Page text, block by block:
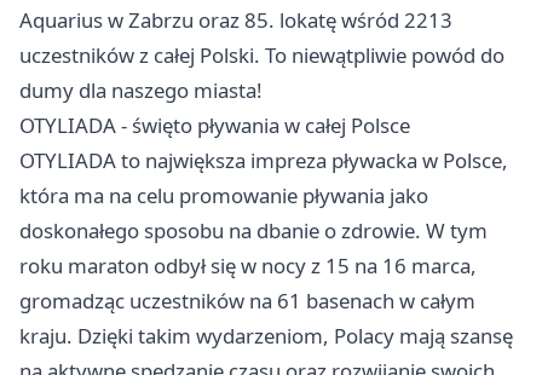
Aquarius w Zabrzu oraz 85. lokatę wśród 2213
uczestników z całej Polski. To niewątpliwie powód do
dumy dla naszego miasta!
OTYLIADA - święto pływania w całej Polsce
OTYLIADA to największa impreza pływacka w Polsce,
która ma na celu promowanie pływania jako
doskonałego sposobu na dbanie o zdrowie. W tym
roku maraton odbył się w nocy z 15 na 16 marca,
gromadząc uczestników na 61 basenach w całym
kraju. Dzięki takim wydarzeniom, Polacy mają szansę